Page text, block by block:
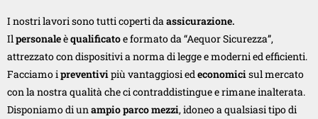
I nostri lavori sono tutti coperti da assicurazione.
Il personaleèqualificatoe formato da “Aequor Sicurezza”,
attrezzato con dispositivi a norma di legge e moderni ed efficienti.
Facciamo i preventivi più vantaggiosi ed economici sul mercato
con la nostra qualità che ci contraddistingue e rimane inalterata.
Disponiamo di un ampio parco mezzi, idoneo a qualsiasi tipo di